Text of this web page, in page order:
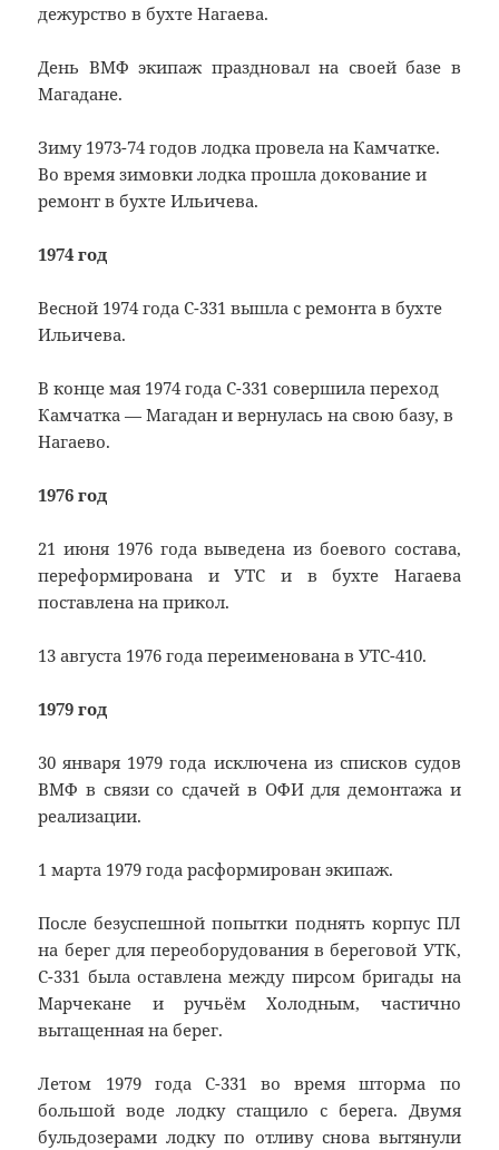
дежурство в бухте Нагаева.
День ВМФ экипаж праздновал на своей базе в
Магадане.
Зиму 1973-74 годов лодка провела на Камчатке.
Во время зимовки лодка прошла докование и
ремонт в бухте Ильичева.
1974 год
Весной 1974 года С-331 вышла с ремонта в бухте
Ильичева.
В конце мая 1974 года С-331 совершила переход
Камчатка — Магадан и вернулась на свою базу, в
Нагаево.
1976 год
21 июня 1976 года выведена из боевого состава,
переформирована и УТС и в бухте Нагаева
поставлена на прикол.
13 августа 1976 года переименована в УТС-410.
1979 год
30 января 1979 года исключена из списков судов
ВМФ в связи со сдачей в ОФИ для демонтажа и
реализации.
1 марта 1979 года расформирован экипаж.
После безуспешной попытки поднять корпус ПЛ
на берег для переоборудования в береговой УТК,
С-331 была оставлена между пирсом бригады на
Марчекане и ручьём Холодным, частично
вытащенная на берег.
Летом 1979 года С-331 во время шторма по
большой воде лодку стащило с берега. Двумя
бульдозерами лодку по отливу снова вытянули